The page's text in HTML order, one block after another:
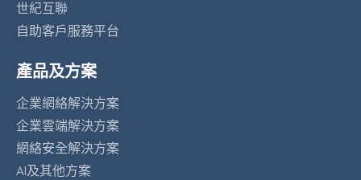
世紀互聯
自助客戶服務平台
產品及方案
企業網絡解決方案
企業雲端解決方案
網絡安全解決方案
AI及其他方案